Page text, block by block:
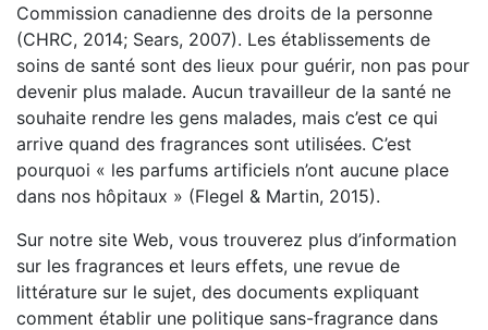
Commission canadienne des droits de la personne
(CHRC, 2014; Sears, 2007). Les établissements de
soins de santé sont des lieux pour guérir, non pas pour
devenir plus malade. Aucun travailleur de la santé ne
souhaite rendre les gens malades, mais c’est ce qui
arrive quand des fragrances sont utilisées. C’est
pourquoi « les parfums artificiels n’ont aucune place
dans nos hôpitaux » (Flegel & Martin, 2015).
Sur notre site Web, vous trouverez plus d’information
sur les fragrances et leurs effets, une revue de
littérature sur le sujet, des documents expliquant
comment établir une politique sans-fragrance dans